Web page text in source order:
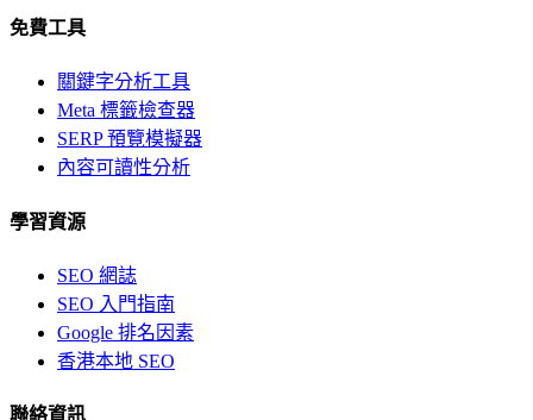
免費工具
關鍵字分析工具
Meta 標籤檢查器
SERP 預覽模擬器
內容可讀性分析
學習資源
SEO 網誌
SEO 入門指南
Google 排名因素
香港本地 SEO
聯絡資訊